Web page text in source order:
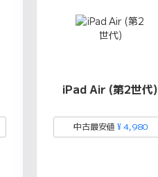
iPad Air (第2世代)
中古最安値 ¥ 4,980